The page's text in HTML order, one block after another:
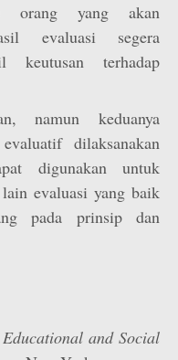
orang yang akan
evaluasi segera
keutusan terhadap
namun keduanya
dilaksanakan
digunakan untuk
evaluasi yang baik
pada prinsip dan
and Social